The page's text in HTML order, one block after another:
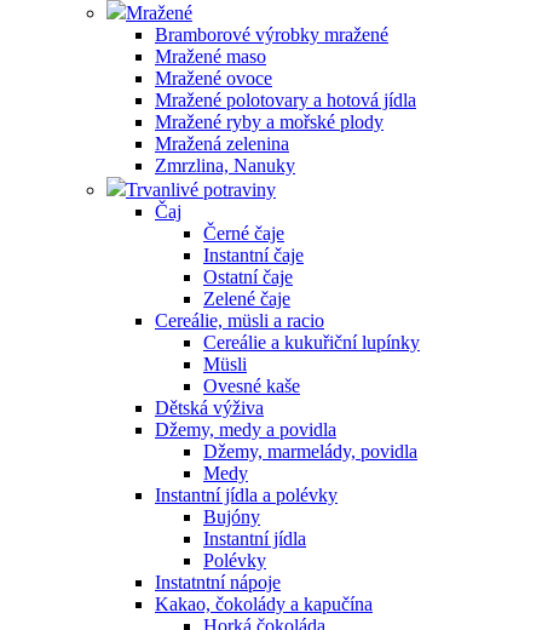
Mražené
Bramborové výrobky mražené
Mražené maso
Mražené ovoce
Mražené polotovary a hotová jídla
Mražené ryby a mořské plody
Mražená zelenina
Zmrzlina, Nanuky
Trvanlivé potraviny
Čaj
Černé čaje
Instantní čaje
Ostatní čaje
Zelené čaje
Cereálie, müsli a racio
Cereálie a kukuřiční lupínky
Müsli
Ovesné kaše
Dětská výživa
Džemy, medy a povidla
Džemy, marmelády, povidla
Medy
Instantní jídla a polévky
Bujóny
Instantní jídla
Polévky
Instatntní nápoje
Kakao, čokolády a kapučína
Horká čokoláda